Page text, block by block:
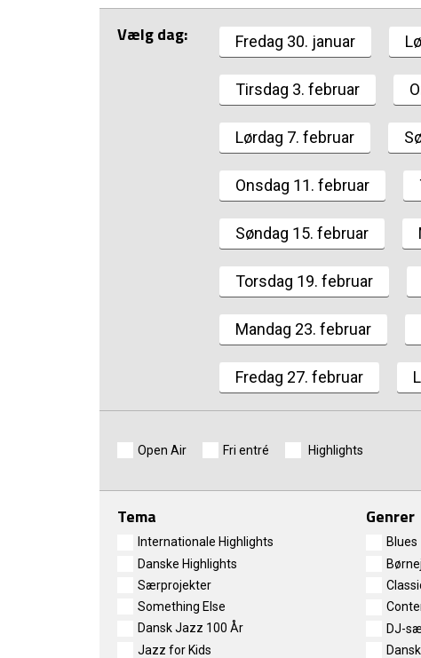
Vælg dag: Fredag 30. januar
Tirsdag 3. februar
Lørdag 7. februar
Onsdag 11. februar
Søndag 15. februar
Torsdag 19. februar
Mandag 23. februar
Fredag 27. februar
Open Air Fri entré Highlights
Tema
Internationale Highlights
Danske Highlights
Særprojekter
Something Else
Dansk Jazz 100 År
Jazz for Kids
Genrer
Blues
DJ-